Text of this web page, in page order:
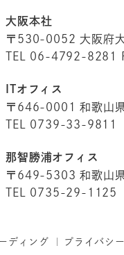
大阪本社
〒530-0052 大阪府
TEL 06-4792-8281
ITオフィス
〒646-0001和歌山
TEL 0739-33-9811
那智勝浦オフィス
〒649-5303和歌山
TEL 0735-29-1125
ディング プライバシ